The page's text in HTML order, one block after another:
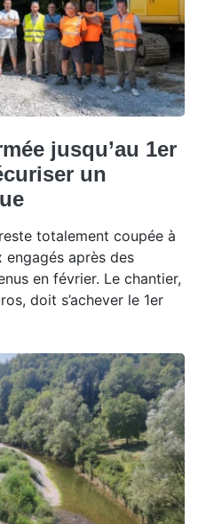
jusqu’au 1er
un
totalement coupée à
après des
en février. Le chantier,
doit s’achever le 1er